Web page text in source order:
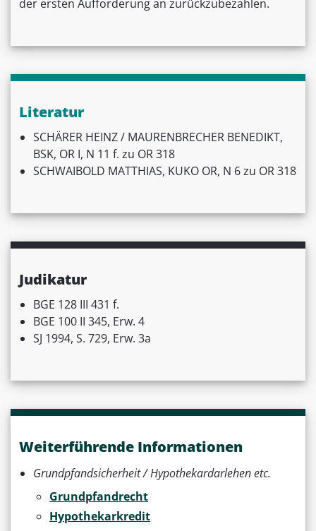
der ersten Aufforderung an zurückzubezahlen.
Literatur
SCHÄRER HEINZ / MAURENBRECHER BENEDIKT,
BSK, OR I, N 11 f. zu OR 318
SCHWAIBOLD MATTHIAS, KUKO OR, N 6 zu OR 318
Judikatur
BGE 128 III 431 f.
BGE 100 II 345, Erw. 4
SJ 1994, S. 729, Erw. 3a
Weiterführende Informationen
Grundpfandsicherheit / Hypothekardarlehen etc.
Grundpfandrecht
Hypothekarkredit